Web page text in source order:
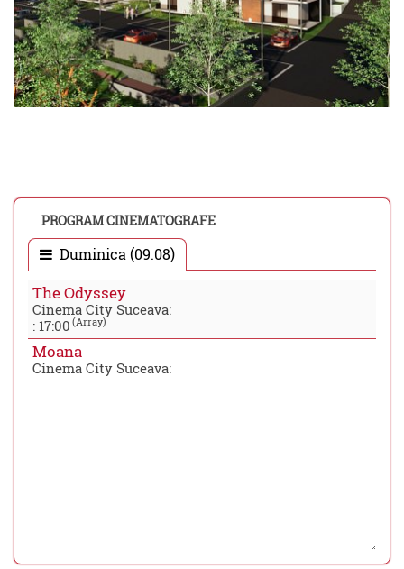
PROGRAM CINEMATOGRAFE
Duminica (09.08)
The Odyssey
Cinema City Suceava:
: 17:00 (Array)
Moana
Cinema City Suceava: